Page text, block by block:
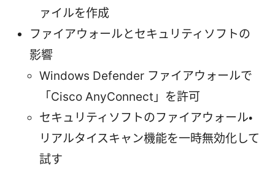
ァイルを作成
ファイアウォールとセキュリティソフトの
影響
Windows Defender ファイアウォールで
「Cisco AnyConnect」を許可
セキュリティソフトのファイアウォール・
リアルタイスキャン機能を一時無効化して
試す